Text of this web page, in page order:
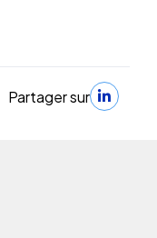
Partager sur